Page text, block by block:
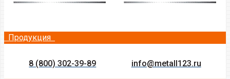
Продукция
8 (800) 302-39-89 info@metall123.ru